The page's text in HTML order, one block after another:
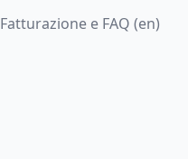
Fatturazione e FAQ (en)